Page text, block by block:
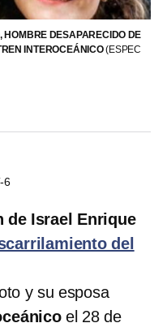
HOMBRE DESAPARECIDO DE
INTEROCEÁNICO(ESPEC
6
de Israel Enrique
del
y su esposa
el 28 de